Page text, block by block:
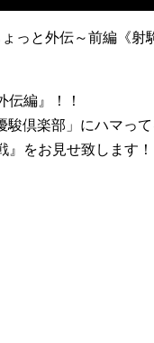
っと外伝～前編《
伝編』！！
倶楽部」にハマって
をお見せ致します！